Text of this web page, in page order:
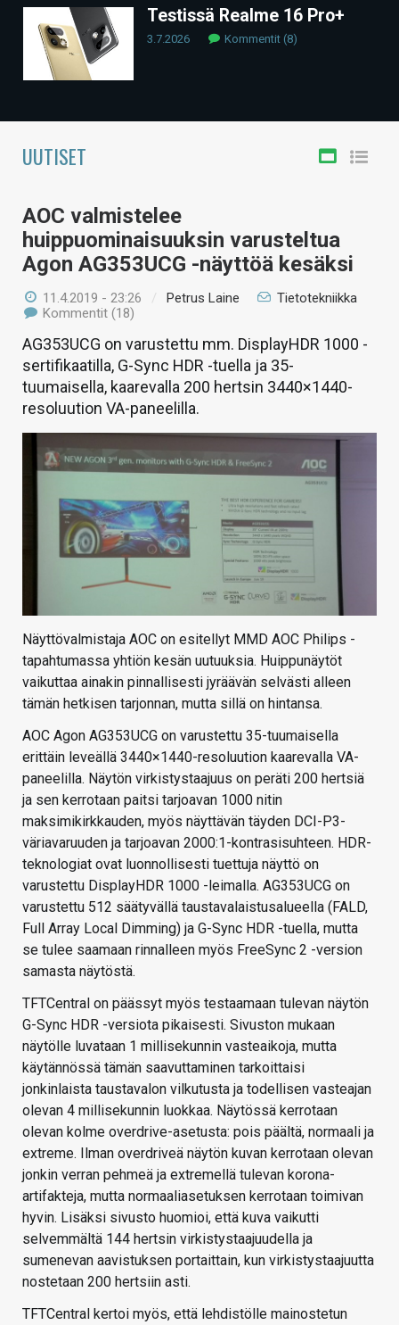
KAUPPA
VAIHDA TEEMA
HAKU
Testissä Realme 16 Pro+
3.7.2026 Kommentit (8)
UUTISET
AOC valmistelee
huippuominaisuuksin varusteltua
Agon AG353UCG -näyttöä kesäksi
11.4.2019 - 23:26 / Petrus Laine
Tietotekniikka
Kommentit (18)
AG353UCG on varustettu mm. DisplayHDR 1000 -
sertifikaatilla, G-Sync HDR -tuella ja 35-
tuumaisella, kaarevalla 200 hertsin 3440×1440-
resoluution VA-paneelilla.
Näyttövalmistaja AOC on esitellyt MMD AOC Philips -
tapahtumassa yhtiön kesän uutuuksia. Huippunäytöt
vaikuttaa ainakin pinnallisesti jyräävän selvästi alleen
tämän hetkisen tarjonnan, mutta sillä on hintansa.
AOC Agon AG353UCG on varustettu 35-tuumaisella
erittäin leveällä 3440×1440-resoluution kaarevalla VA-
paneelilla. Näytön virkistystaajuus on peräti 200 hertsiä
ja sen kerrotaan paitsi tarjoavan 1000 nitin
maksimikirkkauden, myös näyttävän täyden DCI-P3-
väriavaruuden ja tarjoavan 2000:1-kontrasisuhteen. HDR-
teknologiat ovat luonnollisesti tuettuja näyttö on
varustettu DisplayHDR 1000 -leimalla. AG353UCG on
varustettu 512 säätyvällä taustavalaistusalueella (FALD,
Full Array Local Dimming) ja G-Sync HDR -tuella, mutta
se tulee saamaan rinnalleen myös FreeSync 2 -version
samasta näytöstä.
TFTCentral on päässyt myös testaamaan tulevan näytön
G-Sync HDR -versiota pikaisesti. Sivuston mukaan
näytölle luvataan 1 millisekunnin vasteaikoja, mutta
käytännössä tämän saavuttaminen tarkoittaisi
jonkinlaista taustavalon vilkutusta ja todellisen vasteajan
olevan 4 millisekunnin luokkaa. Näytössä kerrotaan
olevan kolme overdrive-asetusta: pois päältä, normaali ja
extreme. Ilman overdriveä näytön kuvan kerrotaan olevan
jonkin verran pehmeä ja extremellä tulevan korona-
artifakteja, mutta normaaliasetuksen kerrotaan toimivan
hyvin. Lisäksi sivusto huomioi, että kuva vaikutti
selvemmältä 144 hertsin virkistystaajuudella ja
sumenevan aavistuksen portaittain, kun virkistystaajuutta
nostetaan 200 hertsiin asti.
TFTCentral kertoi myös, että lehdistölle mainostetun